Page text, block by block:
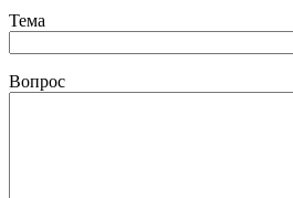
Тема
Вопрос